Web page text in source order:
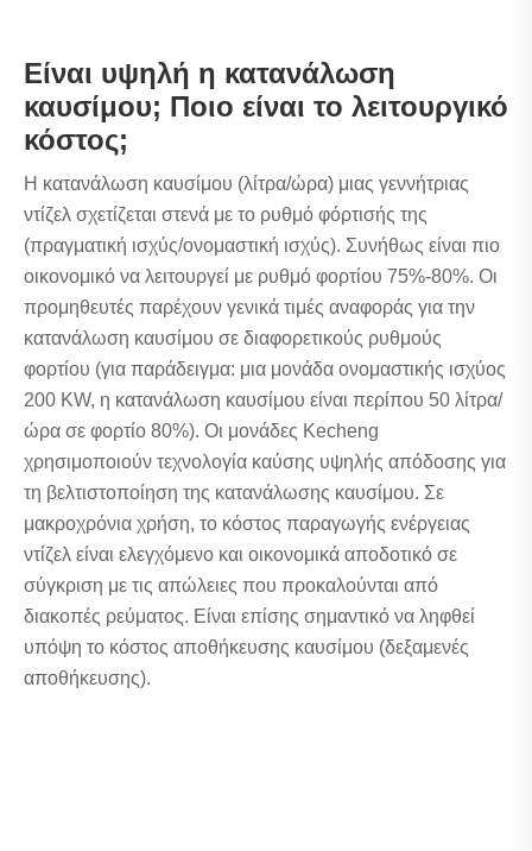
Είναι υψηλή η κατανάλωση
καυσίμου; Ποιο είναι το λειτουργικό
κόστος;
Η κατανάλωση καυσίμου (λίτρα/ώρα) μιας γεννήτριας
ντίζελ σχετίζεται στενά με το ρυθμό φόρτισής της
(πραγματική ισχύς/ονομαστική ισχύς). Συνήθως είναι πιο
οικονομικό να λειτουργεί με ρυθμό φορτίου 75%-80%. Οι
προμηθευτές παρέχουν γενικά τιμές αναφοράς για την
κατανάλωση καυσίμου σε διαφορετικούς ρυθμούς
φορτίου (για παράδειγμα: μια μονάδα ονομαστικής ισχύος
200 KW, η κατανάλωση καυσίμου είναι περίπου 50 λίτρα/
ώρα σε φορτίο 80%). Οι μονάδες Kecheng
χρησιμοποιούν τεχνολογία καύσης υψηλής απόδοσης για
τη βελτιστοποίηση της κατανάλωσης καυσίμου. Σε
μακροχρόνια χρήση, το κόστος παραγωγής ενέργειας
ντίζελ είναι ελεγχόμενο και οικονομικά αποδοτικό σε
σύγκριση με τις απώλειες που προκαλούνται από
διακοπές ρεύματος. Είναι επίσης σημαντικό να ληφθεί
υπόψη το κόστος αποθήκευσης καυσίμου (δεξαμενές
αποθήκευσης).